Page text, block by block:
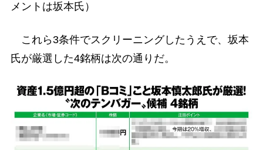
メントは坂本氏）
これら3条件でスクリーニングしたうえで、坂本
氏が厳選した4銘柄は次の通りだ。